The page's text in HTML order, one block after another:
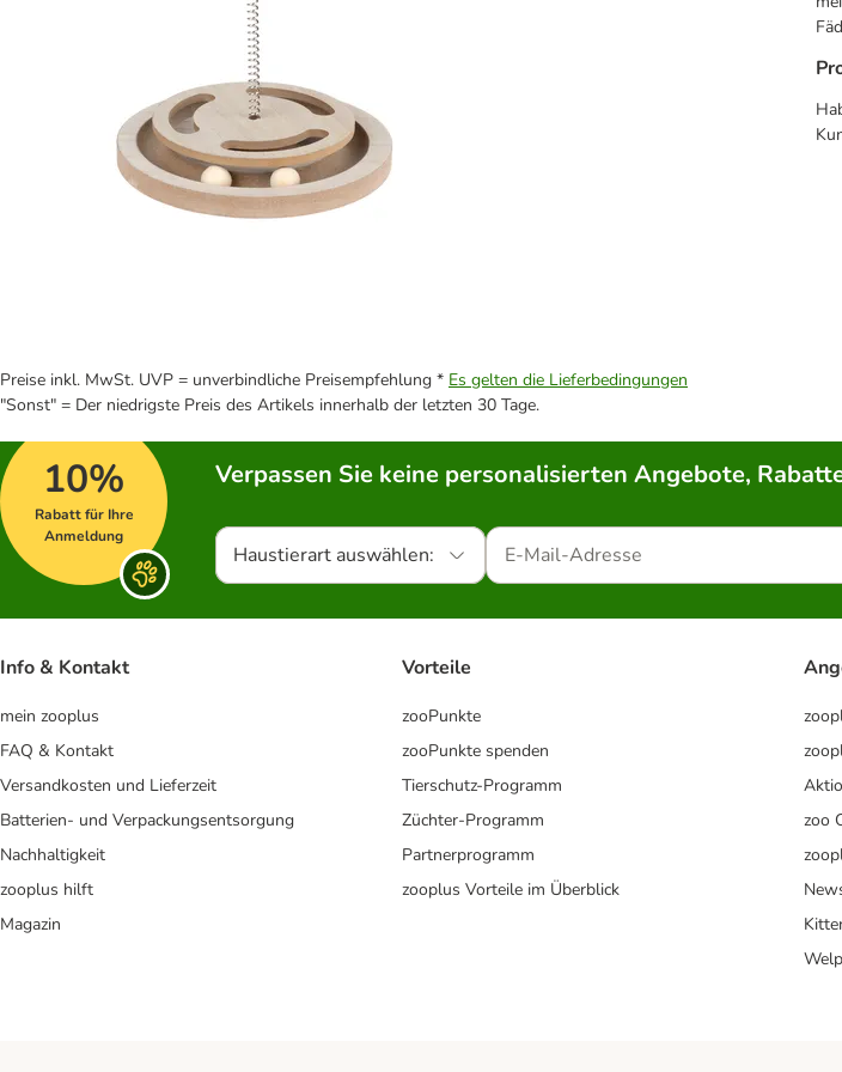
Preise inkl. MwSt. UVP = unverbindliche Preisempfehlung * Es gelten die Lieferbedingungen
"Sonst" = Der niedrigste Preis des Artikels innerhalb der letzten 30 Tage.
10%
Rabatt für Ihre
Anmeldung
Verpassen Sie keine personalisierten Angebote,
Haustierart auswählen:
Info & Kontakt
mein zooplus
FAQ & Kontakt
Versandkosten und Lieferzeit
Batterien- und Verpackungsentsorgung
Nachhaltigkeit
zooplus hilft
Magazin
Vorteile
zooPunkte
zooPunkte spenden
Tierschutz-Programm
Züchter-Programm
Partnerprogramm
zooplus Vorteile im Überblick
zoo